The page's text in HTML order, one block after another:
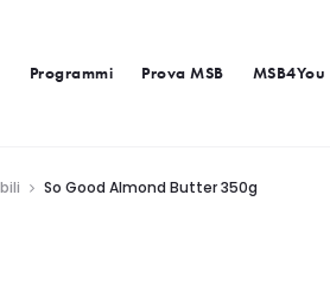
Programmi Prova MSB MSB4You
So Good Almond Butter 350g